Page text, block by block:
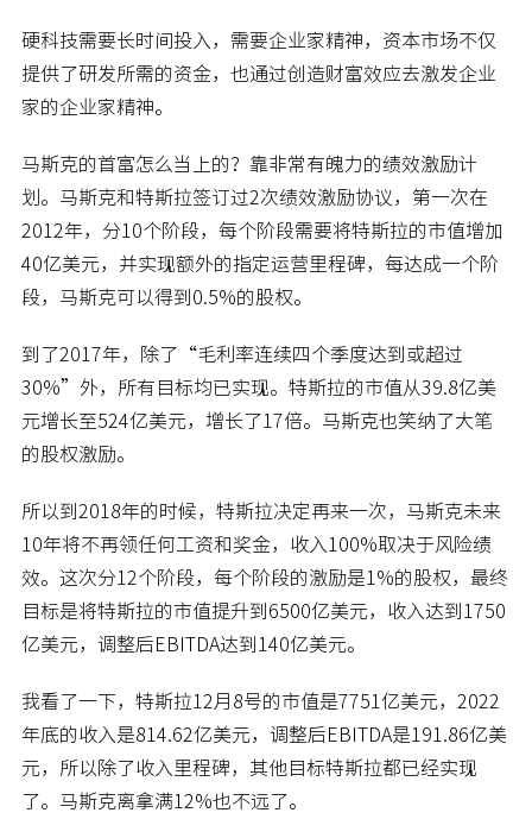
硬科技需要长时间投入，需要企业家精神，资本市场不仅
提供了研发所需的资金，也通过创造财富效应去激发企业
家的企业家精神。
马斯克的首富怎么当上的？靠非常有魄力的绩效激励计
划。马斯克和特斯拉签订过2次绩效激励协议，第一次在
2012年，分10个阶段，每个阶段需要将特斯拉的市值增加
40亿美元，并实现额外的指定运营里程碑，每达成一个阶
段，马斯克可以得到0.5%的股权。
到了2017年，除了“毛利率连续四个季度达到或超过
30%”外，所有目标均已实现。特斯拉的市值从39.8亿美
元增长至524亿美元，增长了17倍。马斯克也笑纳了大笔
的股权激励。
所以到2018年的时候，特斯拉决定再来一次，马斯克未来
10年将不再领任何工资和奖金，收入100%取决于风险绩
效。这次分12个阶段，每个阶段的激励是1%的股权，最终
目标是将特斯拉的市值提升到6500亿美元，收入达到1750
亿美元，调整后EBITDA达到140亿美元。
我看了一下，特斯拉12月8号的市值是7751亿美元，2022
年底的收入是814.62亿美元，调整后EBITDA是191.86亿美
元，所以除了收入里程碑，其他目标特斯拉都已经实现
了。马斯克离拿满12%也不远了。